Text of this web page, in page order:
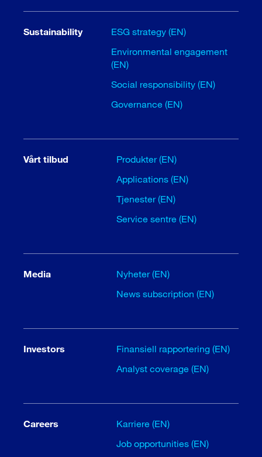
Sustainability
ESG strategy (EN)
Environmental engagement
(EN)
Social responsibility (EN)
Governance (EN)
Vårt tilbud
Produkter (EN)
Applications (EN)
Tjenester (EN)
Service sentre (EN)
Media
Nyheter (EN)
News subscription (EN)
Investors
Finansiell rapportering (EN)
Analyst coverage (EN)
Careers
Karriere (EN)
Job opportunities (EN)